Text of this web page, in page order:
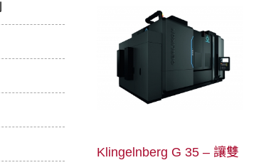
Klingelnberg G 35 – 讓雙